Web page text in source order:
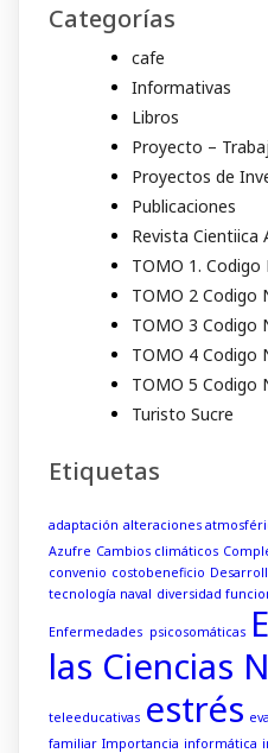
Categorías
cafe
Informativas
Libros
Proyecto –
Proyectos de
Publicaciones
Revista Cientiica
TOMO 1. Codigo
TOMO 2 Codigo
TOMO 3 Codigo
TOMO 4 Codigo
TOMO 5 Codigo
Turisto Sucre
Etiquetas
adaptación alteraciones
Azufre Cambios climáticos
convenio costobeneficio
tecnología naval diversidad
Enfermedades psicosomáticas
las Ciencias
teleeducativas estrés
familiar Importancia informática